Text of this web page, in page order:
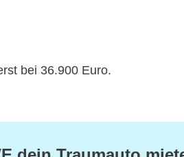
bei 36.900 Euro.